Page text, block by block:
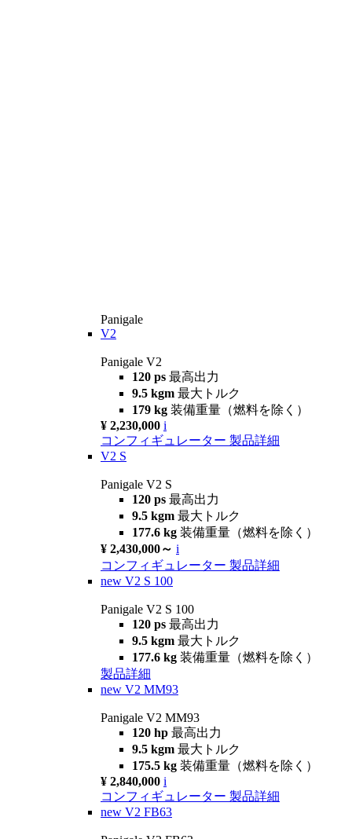
Panigale
V2
Panigale V2
120 ps 最高出力
9.5 kgm 最大トルク
179 kg 装備重量（燃料を除く）
¥ 2,230,000 i
コンフィギュレーター 製品詳細
V2 S
Panigale V2 S
120 ps 最高出力
9.5 kgm 最大トルク
177.6 kg 装備重量（燃料を除く）
¥ 2,430,000～ i
コンフィギュレーター 製品詳細
new V2 S 100
Panigale V2 S 100
120 ps 最高出力
9.5 kgm 最大トルク
177.6 kg 装備重量（燃料を除く）
製品詳細
new V2 MM93
Panigale V2 MM93
120 hp 最高出力
9.5 kgm 最大トルク
175.5 kg 装備重量（燃料を除く）
¥ 2,840,000 i
コンフィギュレーター 製品詳細
new V2 FB63